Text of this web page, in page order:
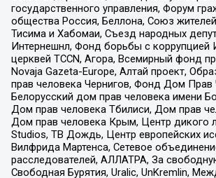
государственного управления, Форум
общества Россия, Беллона, Союз
Тисима и Хабомаи, Съезд народных
Интернешнл, Фонд борьбы с коррупцией
церквей TCCN, Агора, Всемирный фонд
Novaja Gazeta-Europe, Алтай проект,
прав человека Чернигов, Фонд Дом Прав
Белорусский дом прав человека имени
Дом прав человека Тбилиси, Дом прав
Дом прав человека Крым, Центр дикого
Studios, ТВ Дождь, Центр европейских
Вилфрида Мартенса, Сетевое
расследователей, АЛЛАТРА, За
Свободная Бурятия, Uralic, UnKremlin,